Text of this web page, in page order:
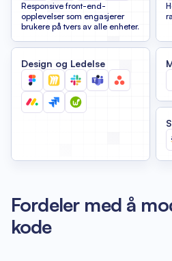
Responsive front-end-
opplevelser som engasjerer
brukere på tvers av alle enheter.
Design og Ledelse
Fordeler med å
kode